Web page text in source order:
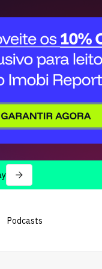
Podcasts